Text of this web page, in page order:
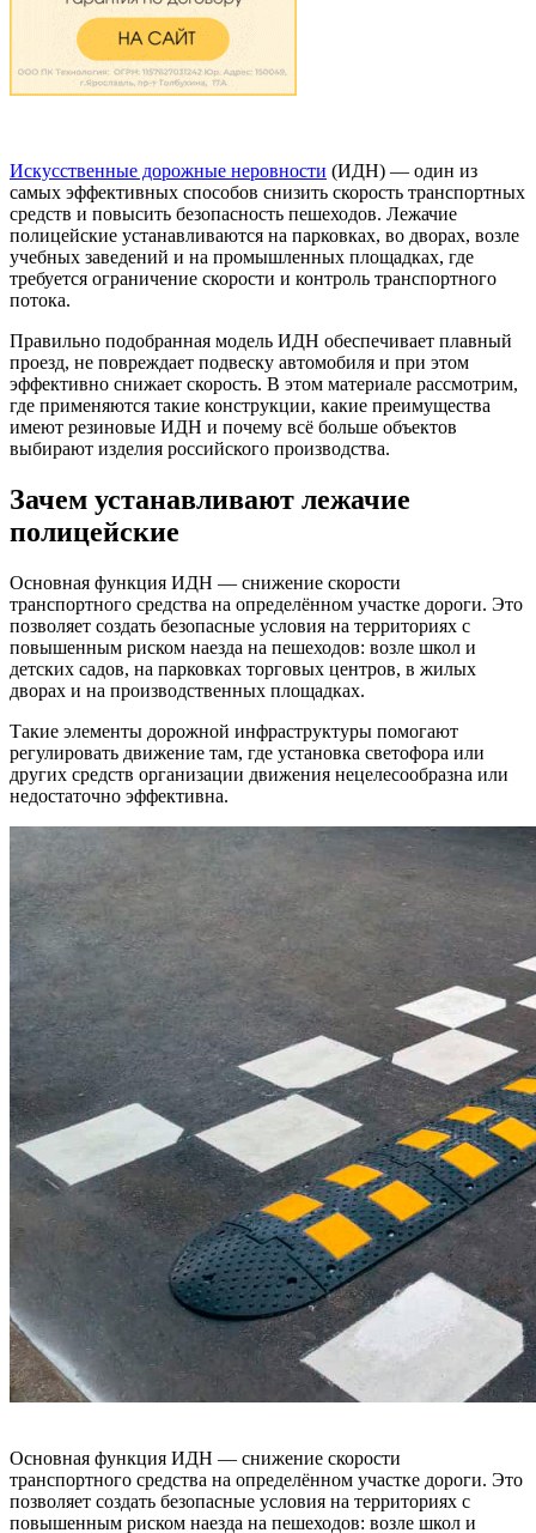
Искусственные дорожные неровности (ИДН) — один из
самых эффективных способов снизить скорость транспортных
средств и повысить безопасность пешеходов. Лежачие
полицейские устанавливаются на парковках, во дворах, возле
учебных заведений и на промышленных площадках, где
требуется ограничение скорости и контроль транспортного
потока.
Правильно подобранная модель ИДН обеспечивает плавный
проезд, не повреждает подвеску автомобиля и при этом
эффективно снижает скорость. В этом материале рассмотрим,
где применяются такие конструкции, какие преимущества
имеют резиновые ИДН и почему всё больше объектов
выбирают изделия российского производства.
Зачем устанавливают лежачие
полицейские
Основная функция ИДН — снижение скорости
транспортного средства на определённом участке дороги. Это
позволяет создать безопасные условия на территориях с
повышенным риском наезда на пешеходов: возле школ и
детских садов, на парковках торговых центров, в жилых
дворах и на производственных площадках.
Такие элементы дорожной инфраструктуры помогают
регулировать движение там, где установка светофора или
других средств организации движения нецелесообразна или
недостаточно эффективна.
Основная функция ИДН — снижение скорости
транспортного средства на определённом участке дороги. Это
позволяет создать безопасные условия на территориях с
повышенным риском наезда на пешеходов: возле школ и